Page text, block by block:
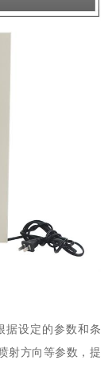
据设定的参数和条
射方向等参数，提